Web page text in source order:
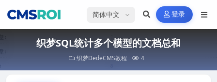
选择语言 登录
织梦SQL统计多个模型的文档总和
织梦DedeCMS教程 4